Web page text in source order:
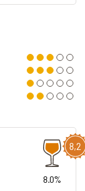
8,2
8.0%